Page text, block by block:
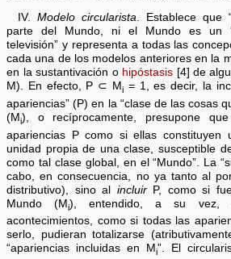
IV. Modelo circularista. Establece que
parte del Mundo, ni el Mundo es un
televisión” y representa a todas las
cada una de los modelos anteriores en la
en la sustantivación o hipóstasis [4] de
M). En efecto, P ⊂ Mi = 1, es decir, la
apariencias” (P) en la “clase de las cosas
(Mi), o recíprocamente, presupone
apariencias P como si ellas constituyen
unidad propia de una clase, susceptible
como tal clase global, en el “Mundo”. La
cabo, en consecuencia, no ya tanto al
distributivo), sino al incluirP, como si
Mundo (Mi), entendido, a su vez,
acontecimientos, como si todas las
serlo, pudieran totalizarse
“apariencias incluidas en Mi”. El